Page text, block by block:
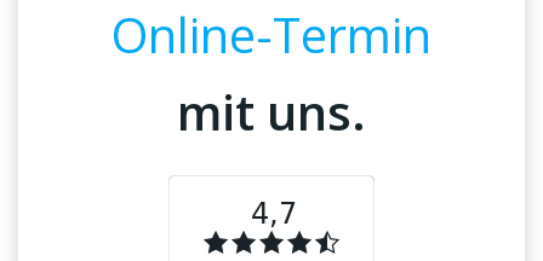
Online-Termin
mit uns.